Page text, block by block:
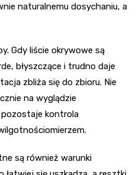
naturalnemu dosychaniu, a
Gdy liście okrywowe są
błyszczące i trudno daje
zbliża się do zbioru. Nie
na wyglądzie
kontrola
są również warunki